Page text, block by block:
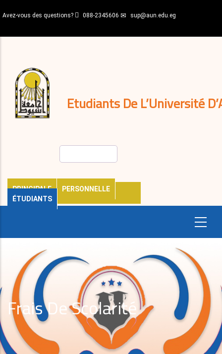
au
principal
Avez-vous des questions? 088-2345606 sup@aun.edu.eg
Etudiants De L’Université
PRINCIPALE
PERSONNELLE
ÉTUDIANTS
décisions
Expatriés
Journal
Frais De Scolarité